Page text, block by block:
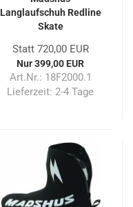
Langlaufschuh Redline
Skate
Statt 720,00 EUR
Nur 399,00 EUR
Art.Nr.: 18F2000.1
Lieferzeit: 2-4 Tage